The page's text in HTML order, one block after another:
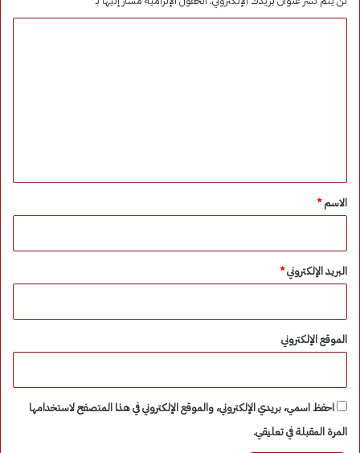
*
الاسم*
البريد الإلكتروني*
الموقع الإلكتروني
احفظ اسمي، بريدي الإلكتروني، والموقع الإلكتروني في هذا المتصفح لاستخدامها
المرة المقبلة في تعليقي.